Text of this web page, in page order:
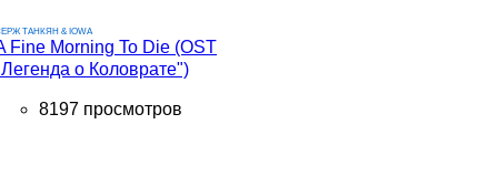
ТАНКЯН & IOWA
Fine Morning To Die (OST
о Коловрате")
8197 просмотров